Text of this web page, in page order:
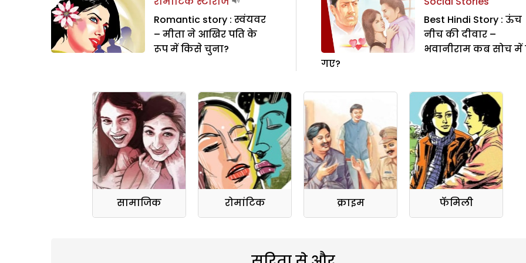
Romantic story : स्वंयवर
– मीता ने आखिर पति के
रूप में किसे चुना?
Best Hindi Story : ऊंच
नीच की दीवार –
भवानीराम कब सोच में
गए?
सामाजिक रोमांटिक क्राइम फॅमिली